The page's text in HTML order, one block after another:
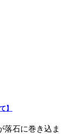
】
落石に巻き込ま